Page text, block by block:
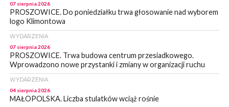
07 sierpnia 2026
PROSZOWICE. Do poniedziałku trwa głosowanie nad wyborem
logo Klimontowa
WYDARZENIA
07 sierpnia 2026
PROSZOWICE. Trwa budowa centrum przesiadkowego.
Wprowadzono nowe przystanki i zmiany w organizacji ruchu
WYDARZENIA
04 sierpnia 2026
MAŁOPOLSKA. Liczba stulatków wciąż rośnie